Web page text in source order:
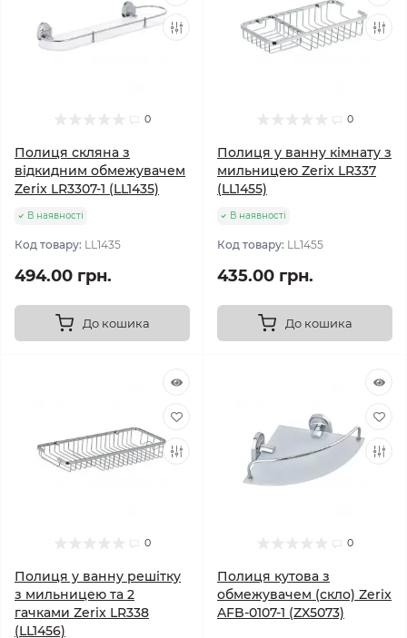
0
Полиця скляна з
відкидним обмежувачем
Zerix LR3307-1 (LL1435)
В наявності
Код товару: LL1435
494.00 грн.
До кошика
0
Полиця у ванну кімнату з
мильницею Zerix LR337
(LL1455)
В наявності
Код товару: LL1455
435.00 грн.
До кошика
0
Полиця у ванну решітку
з мильницею та 2
гачками Zerix LR338
(LL1456)
0
Полиця кутова з
обмежувачем (скло) Zerix
AFB-0107-1 (ZX5073)